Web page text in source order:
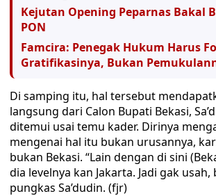
Kejutan Opening Peparnas Bakal
PON
Famcira: Penegak Hukum Harus
Gratifikasinya, Bukan
Di samping itu, hal tersebut
langsung dari Calon Bupati Bekasi,
ditemui usai temu kader. Dirinya
mengenai hal itu bukan urusannya,
bukan Bekasi. “Lain dengan di sini
dia levelnya kan Jakarta. Jadi gak usah,
pungkas Sa’dudin. (fjr)